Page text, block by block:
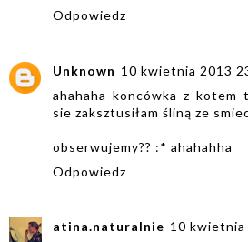
Odpowiedz
Unknown 10 kwietnia 2013
ahahaha koncówka z kotem
sie zaksztusiłam śliną ze
obserwujemy?? :* ahahahha
Odpowiedz
atina.naturalnie 10